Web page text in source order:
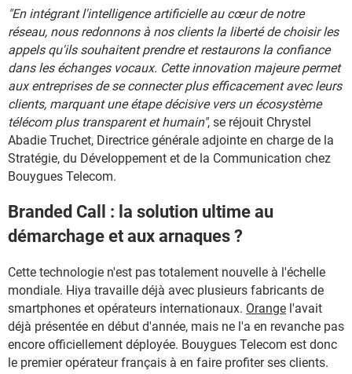
"En intégrant l'intelligence artificielle au cœur de notre
réseau, nous redonnons à nos clients la liberté de choisir les
appels qu'ils souhaitent prendre et restaurons la confiance
dans les échanges vocaux. Cette innovation majeure permet
aux entreprises de se connecter plus efficacement avec leurs
clients, marquant une étape décisive vers un écosystème
télécom plus transparent et humain", se réjouit Chrystel
Abadie Truchet, Directrice générale adjointe en charge de la
Stratégie, du Développement et de la Communication chez
Bouygues Telecom.
Branded Call : la solution ultime au
démarchage et aux arnaques ?
Cette technologie n'est pas totalement nouvelle à l'échelle
mondiale. Hiya travaille déjà avec plusieurs fabricants de
smartphones et opérateurs internationaux. Orange l'avait
déjà présentée en début d'année, mais ne l'a en revanche pas
encore officiellement déployée. Bouygues Telecom est donc
le premier opérateur français à en faire profiter ses clients.